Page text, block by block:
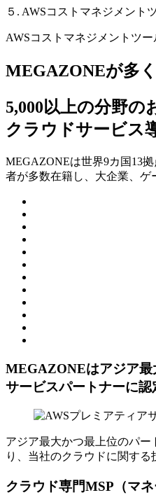
５. AWSコストマネジメント
AWSコストマネジメントツ
MEGAZONEが多
5,000以上の分野の
クラウドサービス
MEGAZONEは世界9カ国13
者が多数在籍し、⼤企業、ゲ
MEGAZONEはアジア最
サービスパートナーに
アジア最大かつ最上位のパ
り、当社のクラウドに関する
クラウド専門MSP （マ